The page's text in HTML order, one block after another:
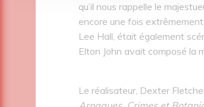
qu’il nous rappelle le
encore une fois
Lee Hall, était également
Elton John avait composé la
Le réalisateur, Dexter